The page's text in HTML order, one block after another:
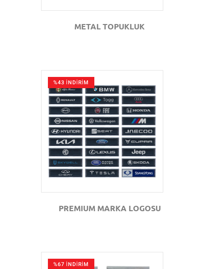
METAL TOPUKLUK
%43 İNDİRİM
GÖZAT
PREMIUM MARKA LOGOSU
%67 İNDİRİM